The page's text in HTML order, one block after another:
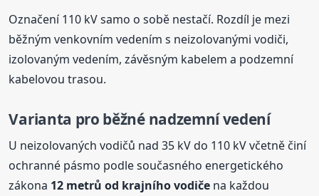
Označení 110 kV samo o sobě nestačí. Rozdíl je mezi
běžným venkovním vedením s neizolovanými vodiči,
izolovaným vedením, závěsným kabelem a podzemní
kabelovou trasou.
Varianta pro běžné nadzemní vedení
U neizolovaných vodičů nad 35 kV do 110 kV včetně činí
ochranné pásmo podle současného energetického
zákona 12 metrů od krajního vodiče na každou